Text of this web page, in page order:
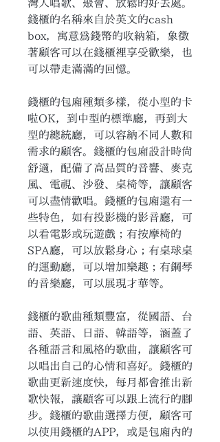
灣人唱歌、聚會、放鬆的好去處。
錢櫃的名稱來自於英文的cash
box，寓意為錢幣的收納箱，象徵
著顧客可以在錢櫃裡享受歡樂，也
可以帶走滿滿的回憶。
錢櫃的包廂種類多樣，從小型的卡
啦OK，到中型的標準廳，再到大
型的總統廳，可以容納不同人數和
需求的顧客。錢櫃的包廂設計時尚
舒適，配備了高品質的音響、麥克
風、電視、沙發、桌椅等，讓顧客
可以盡情歡唱。錢櫃的包廂還有一
些特色，如有投影機的影音廳，可
以看電影或玩遊戲；有按摩椅的
SPA廳，可以放鬆身心；有桌球桌
的運動廳，可以增加樂趣；有鋼琴
的音樂廳，可以展現才華等。
錢櫃的歌曲種類豐富，從國語、台
語、英語、日語、韓語等，涵蓋了
各種語言和風格的歌曲，讓顧客可
以唱出自己的心情和喜好。錢櫃的
歌曲更新速度快，每月都會推出新
歌快報，讓顧客可以跟上流行的腳
步。錢櫃的歌曲選擇方便，顧客可
以使用錢櫃的APP，或是包廂內的